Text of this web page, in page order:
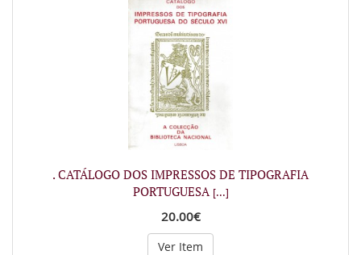
. CATÁLOGO DOS IMPRESSOS DE TIPOGRAFIA
PORTUGUESA [...]
20.00€
Ver Item